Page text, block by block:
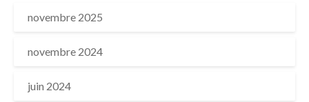
novembre 2025
novembre 2024
juin 2024